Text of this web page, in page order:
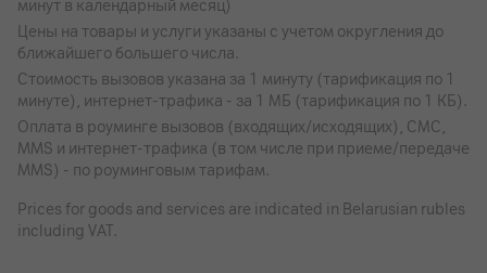
минут в календарный месяц)
Цены на товары и услуги указаны с учетом округления до
ближайшего большего числа.
Стоимость вызовов указана за 1 минуту (тарификация по 1
минуте), интернет-трафика - за 1 МБ (тарификация по 1 КБ).
Оплата в роуминге вызовов (входящих/исходящих), СМС,
MMS и интернет-трафика (в том числе при приеме/передаче
MMS) - по роуминговым тарифам.
Prices for goods and services are indicated in Belarusian rubles
including VAT.